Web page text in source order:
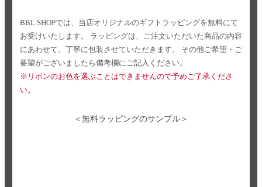
BBL SHOPでは、当店オリジナルのギフトラッピングを無料にて
お受けいたします。
ラッピングは、ご注文いただいた商品の内容
にあわせて、丁寧に包装させていただきます。
その他ご希望・ご
要望がございましたら備考欄にご記入ください。
※リボンのお色を選ぶことはできませんので予めご了承くださ
い。
＜無料ラッピングのサンプル＞